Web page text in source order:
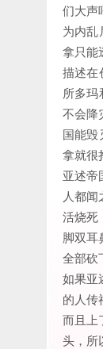
们大声
为内乱
拿只能
描述在
所多
不会降
国能毁
拿就很
亚述帝
人都
活烧死
脚双耳
全部砍
如果亚
的人传
而且上
头，所